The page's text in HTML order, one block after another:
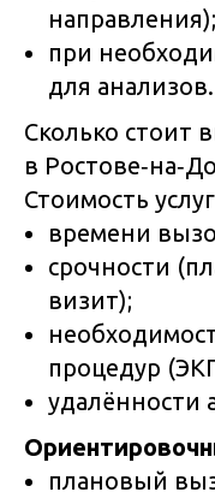
направления);
при
для анализов.
Сколько стоит
в
Стоимость
времени
срочности
визит);
процедур
удалённости
плановый